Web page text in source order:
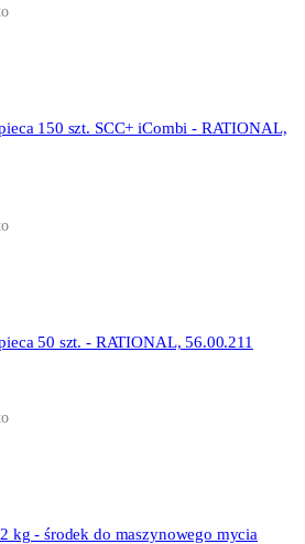
150 szt. SCC+ iCombi - RATIONAL,
50 szt. - RATIONAL, 56.00.211
kg - środek do maszynowego mycia